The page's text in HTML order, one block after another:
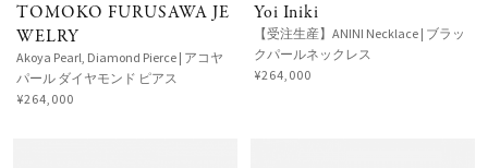
TOMOKO FURUSAWA JE
WELRY
Akoya Pearl, Diamond Pierce | アコヤ
パール ダイヤモンド ピアス
¥264,000
Yoi Iniki
【受注生産】ANINI Necklace | ブラッ
クパールネックレス
¥264,000